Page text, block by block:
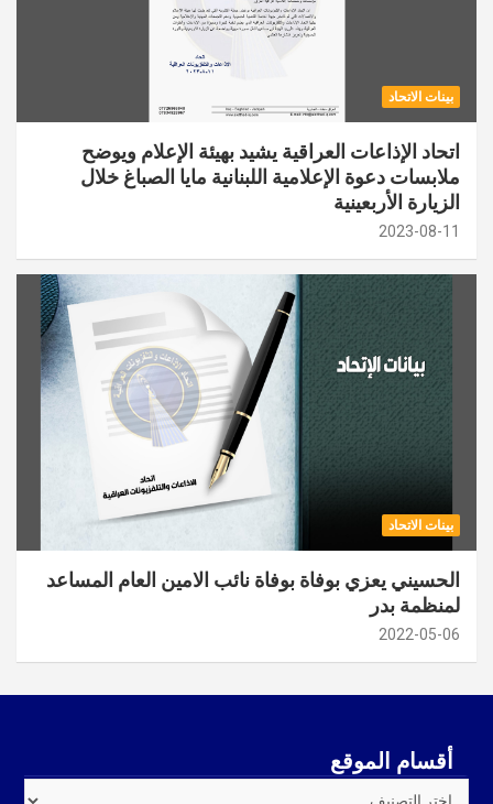
بينات الاتحاد
اتحاد الإذاعات العراقية يشيد بهيئة الإعلام ويوضح
ملابسات دعوة الإعلامية اللبنانية مايا الصباغ خلال
الزيارة الأربعينية
2023-08-11
بينات الاتحاد
الحسيني يعزي بوفاة بوفاة نائب الامين العام المساعد
لمنظمة بدر
2022-05-06
أقسام الموقع